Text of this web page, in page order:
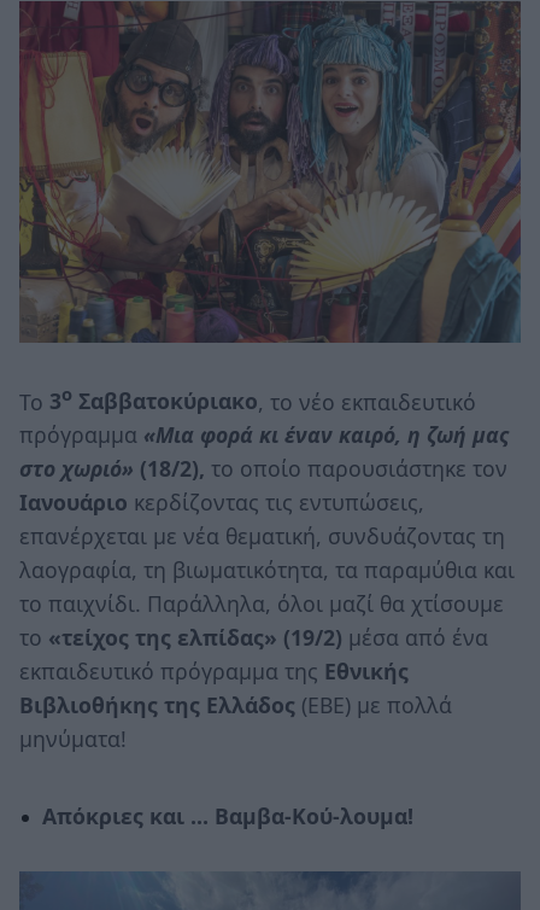
Το 3ο Σαββατοκύριακο, το νέο εκπαιδευτικό
πρόγραμμα «Μια φορά κι έναν καιρό, η ζωή μας
στο χωριό» (18/2), το οποίο παρουσιάστηκε τον
Ιανουάριο κερδίζοντας τις εντυπώσεις,
επανέρχεται με νέα θεματική, συνδυάζοντας τη
λαογραφία, τη βιωματικότητα, τα παραμύθια και
το παιχνίδι. Παράλληλα, όλοι μαζί θα χτίσουμε
το «τείχος της ελπίδας» (19/2) μέσα από ένα
εκπαιδευτικό πρόγραμμα της Εθνικής
Βιβλιοθήκης της Ελλάδος (ΕΒΕ) με πολλά
μηνύματα!
Απόκριες και … Βαμβα-Κού-λουμα!